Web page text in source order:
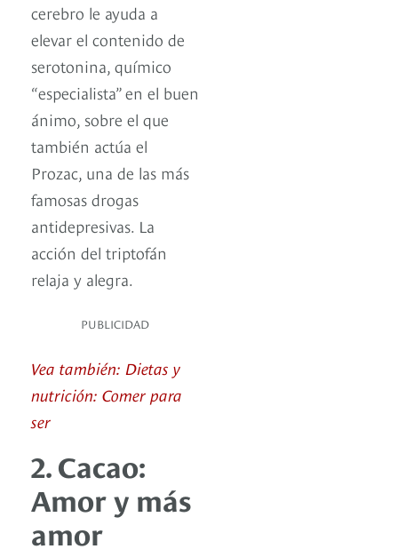
cerebro le ayuda a
elevar el contenido de
serotonina, químico
“especialista” en el buen
ánimo, sobre el que
también actúa el
Prozac, una de las más
famosas drogas
antidepresivas. La
acción del triptofán
relaja y alegra.
PUBLICIDAD
Vea también: Dietas y
nutrición: Comer para
ser
2. Cacao:
Amor y más
amor